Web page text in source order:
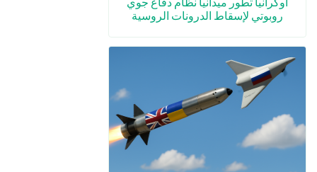
روبوتي لإسقاط الدرونات الروسية